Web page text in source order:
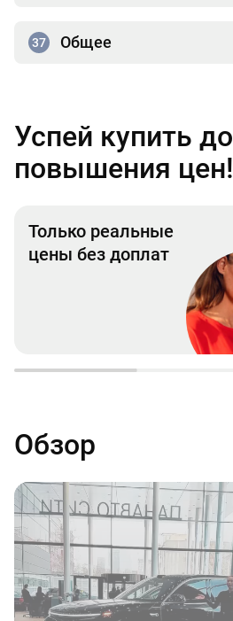
37 Общее
Успей купить до
повышения цен!
Только реальные
цены без доплат
Обзор